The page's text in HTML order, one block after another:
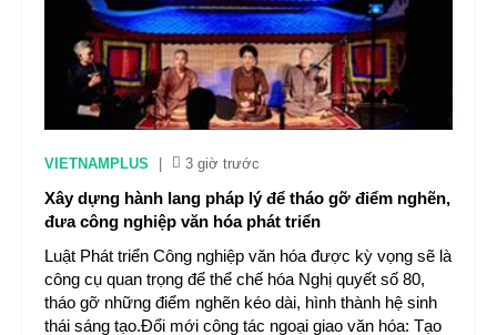
VIETNAMPLUS 3 giờ trước
Xây dựng hành lang pháp lý để tháo gỡ điểm nghẽn,
đưa công nghiệp văn hóa phát triển
Luật Phát triển Công nghiệp văn hóa được kỳ vọng sẽ là
công cụ quan trọng để thể chế hóa Nghị quyết số 80,
tháo gỡ những điểm nghẽn kéo dài, hình thành hệ sinh
thái sáng tạo.Đổi mới công tác ngoại giao văn hóa: Tạo